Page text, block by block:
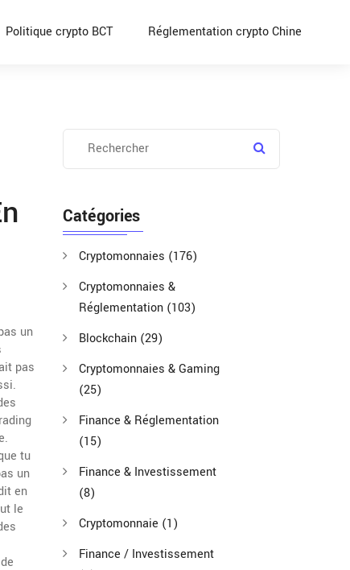
Politique crypto BCT Réglementation crypto Chine
un
pas
.
tu
un
en
le
Catégories
Cryptomonnaies (176)
Cryptomonnaies &
Réglementation (103)
Blockchain (29)
Cryptomonnaies & Gaming
(25)
Finance & Réglementation
(15)
Finance & Investissement
(8)
Cryptomonnaie (1)
Finance / Investissement